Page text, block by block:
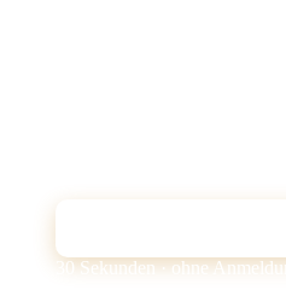
30 Sekunden · ohne